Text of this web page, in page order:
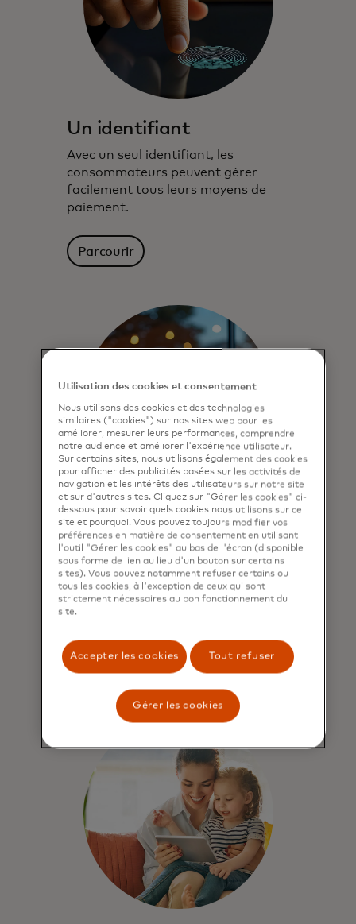
Un identifiant
Avec un seul identifiant, les
consommateurs peuvent gérer
facilement tous leurs moyens de
paiement.
Parcourir
Paiements échelonnés
Nos programmes de paiement
échelonné et de paiement différé
offrent une plus grande flexibilité
aux émetteurs, aux commerçants et
Parcourir
Utilisation des cookies et consentement
Nous utilisons des cookies et des technologies
similaires ("cookies") sur nos sites web pour les
améliorer, mesurer leurs performances, comprendre
notre audience et améliorer l'expérience utilisateur.
Sur certains sites, nous utilisons également des cookies
pour afficher des publicités basées sur les activités de
navigation et les intérêts des utilisateurs sur notre site
et sur d'autres sites. Cliquez sur "Gérer les cookies" ci-
dessous pour savoir quels cookies nous utilisons sur ce
site et pourquoi. Vous pouvez toujours modifier vos
préférences en matière de consentement en utilisant
l'outil "Gérer les cookies" au bas de l'écran (disponible
sous forme de lien au lieu d'un bouton sur certains
sites). Vous pouvez notamment refuser certains ou
tous les cookies, à l'exception de ceux qui sont
strictement nécessaires au bon fonctionnement du
site.
Accepter les cookies Tout refuser
Gérer les cookies